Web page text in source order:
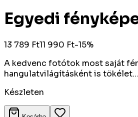
Egyedi
13 789 Ft11 990 Ft-15%
A kedvenc fotótok most saját
hangulatvilágításként is tökélet…
Készleten